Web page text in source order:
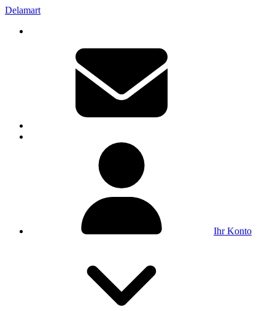
Delamart
Ihr Konto